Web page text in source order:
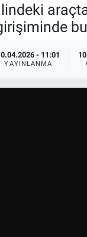
- 11:01
YAYINLANMA